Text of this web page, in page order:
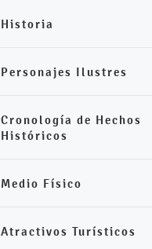
Historia
Personajes Ilustres
Cronología de Hechos
Históricos
Medio Físico
Atractivos Turísticos